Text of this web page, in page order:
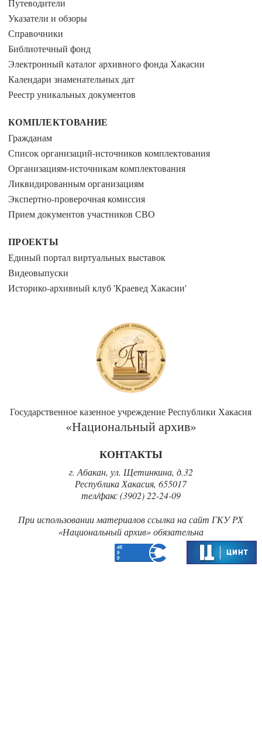
Путеводители
Указатели и обзоры
Справочники
Библиотечный фонд
Электронный каталог архивного фонда Хакасии
Календари знаменательных дат
Реестр уникальных документов
КОМПЛЕКТОВАНИЕ
Гражданам
Список организаций-источников комплектования
Организациям-источникам комплектования
Ликвидированным организациям
Экспертно-проверочная комиссия
Прием документов участников СВО
ПРОЕКТЫ
Единый портал виртуальных выставок
Видеовыпуски
Историко-архивный клуб 'Краевед Хакасии'
Государственное казенное учреждение Республики Хакасия
«Национальный архив»
КОНТАКТЫ
г. Абакан, ул. Щетинкина, д.32
Республика Хакасия, 655017
тел/факс (3902) 22-24-09
При использовании материалов ссылка на сайт ГКУ РХ
«‎Национальный архив» обязательна‎